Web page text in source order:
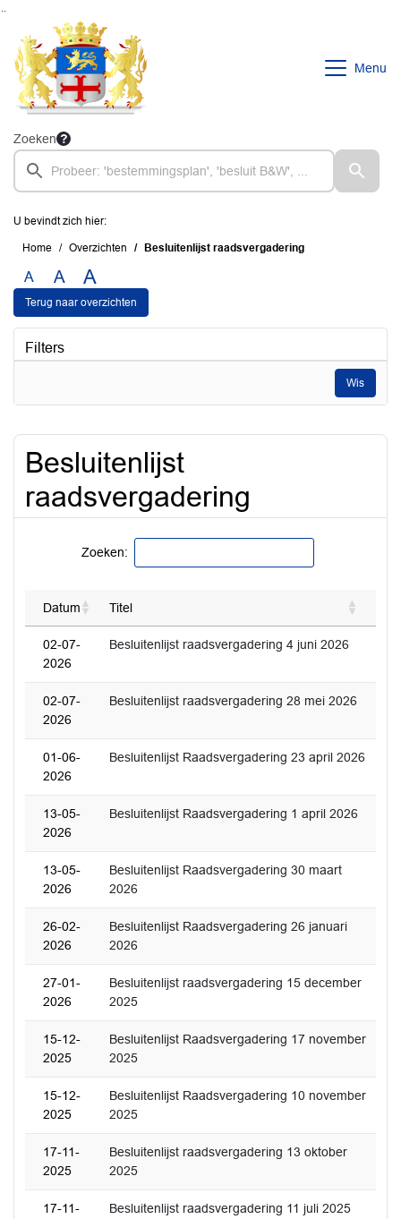
Ga naar de inhoud van deze pagina
Ga naar het zoeken
Ga naar het menu
Menu
Zoeken
U bevindt zich hier:
Home Overzichten Besluitenlijst raadsvergadering
A A A
Terug naar overzichten
Filters
Wis
Besluitenlijst
raadsvergadering
Zoeken:
Datum Titel
02-07-
2026
Besluitenlijst raadsvergadering 4 juni 2026
02-07-
2026
Besluitenlijst raadsvergadering 28 mei 2026
01-06-
2026
Besluitenlijst Raadsvergadering 23 april 2026
13-05-
2026
Besluitenlijst Raadsvergadering 1 april 2026
13-05-
2026
Besluitenlijst Raadsvergadering 30 maart
2026
26-02-
2026
Besluitenlijst Raadsvergadering 26 januari
2026
27-01-
2026
Besluitenlijst raadsvergadering 15 december
2025
15-12-
2025
Besluitenlijst Raadsvergadering 17 november
2025
15-12-
2025
Besluitenlijst Raadsvergadering 10 november
2025
17-11-
2025
Besluitenlijst raadsvergadering 13 oktober
2025
17-11-
Besluitenlijst raadsvergadering 11 juli 2025